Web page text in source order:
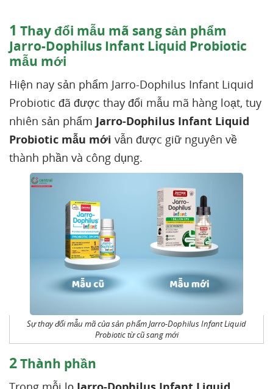
1 Thay đổi mẫu mã sang sản phẩm
Jarro-Dophilus Infant Liquid Probiotic
mẫu mới
Hiện nay sản phẩm Jarro-Dophilus Infant Liquid
Probiotic đã được thay đổi mẫu mã hàng loạt, tuy
nhiên sản phẩm Jarro-Dophilus Infant Liquid
Probiotic mẫu mới vẫn được giữ nguyên về
thành phần và công dụng.
Sự thay đổi mẫu mã của sản phẩm Jarro-Dophilus Infant Liquid
Probiotic từ cũ sang mới
2Thành phần